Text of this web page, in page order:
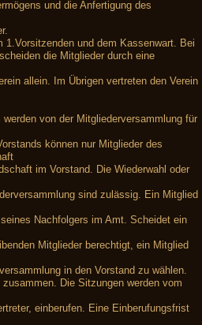
und die Anfertigung des
1.Vorsitzenden und dem Kassenwart. Bei
die Mitglieder durch eine
allein. Im Übrigen vertreten den Verein
von der Mitgliederversammlung für
können nur Mitglieder des
im Vorstand. Die Wiederwahl oder
sind zulässig. Ein Mitglied
Nachfolgers im Amt. Scheidet ein
Mitglieder berechtigt, ein Mitglied
in den Vorstand zu wählen.
Die Sitzungen werden vom
einberufen. Eine Einberufungsfrist